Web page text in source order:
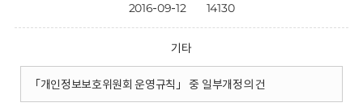
2016-09-12 14130
기타
「개인정보보호위원회 운영규칙」 중 일부개정의 건